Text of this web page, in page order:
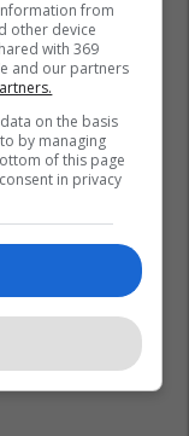
from
other device
with 369
and our partners
on the basis
by managing
of this page
in privacy